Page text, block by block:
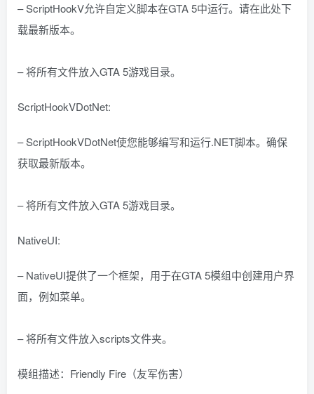
– ScriptHookV允许自定义脚本在GTA 5中运行。请在此处下
载最新版本。
– 将所有文件放入GTA 5游戏目录。
ScriptHookVDotNet:
– ScriptHookVDotNet使您能够编写和运行.NET脚本。确保
获取最新版本。
– 将所有文件放入GTA 5游戏目录。
NativeUI:
– NativeUI提供了一个框架，用于在GTA 5模组中创建用户界
面，例如菜单。
– 将所有文件放入scripts文件夹。
模组描述：Friendly Fire（友军伤害）